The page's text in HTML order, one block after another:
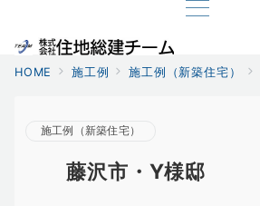
HOME 施工例 施工例（新築住宅）
施工例（新築住宅）
藤沢市・Y様邸